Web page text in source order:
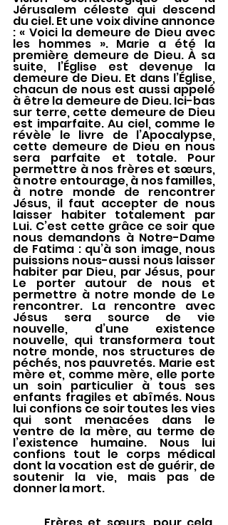
Jérusalem céleste qui descend
du ciel. Et une voix divine annonce
: « Voici la demeure de Dieu avec
les hommes ». Marie a été la
première demeure de Dieu. À sa
suite, l’Église est devenue la
demeure de Dieu. Et dans l’Église,
chacun de nous est aussi appelé
à être la demeure de Dieu. Ici-bas
sur terre, cette demeure de Dieu
est imparfaite. Au ciel, comme le
révèle le livre de l’Apocalypse,
cette demeure de Dieu en nous
sera parfaite et totale. Pour
permettre à nos frères et sœurs,
à notre entourage, à nos familles,
à notre monde de rencontrer
Jésus, il faut accepter de nous
laisser habiter totalement par
Lui. C’est cette grâce ce soir que
nous demandons à Notre-Dame
de Fatima : qu’à son image, nous
puissions nous-aussi nous laisser
habiter par Dieu, par Jésus, pour
Le porter autour de nous et
permettre à notre monde de Le
rencontrer. La rencontre avec
Jésus sera source de vie
nouvelle, d’une existence
nouvelle, qui transformera tout
notre monde, nos structures de
péchés, nos pauvretés. Marie est
mère et, comme mère, elle porte
un soin particulier à tous ses
enfants fragiles et abîmés. Nous
lui confions ce soir toutes les vies
qui sont menacées dans le
ventre de la mère, au terme de
l’existence humaine. Nous lui
confions tout le corps médical
dont la vocation est de guérir, de
soutenir la vie, mais pas de
donner la mort.